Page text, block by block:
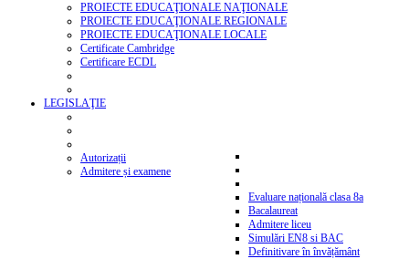
PROIECTE EDUCAŢIONALE NAŢIONALE
PROIECTE EDUCAŢIONALE REGIONALE
PROIECTE EDUCAŢIONALE LOCALE
Certificate Cambridge
Certificare ECDL
LEGISLAŢIE
Autorizații
Admitere și examene
Evaluare națională clasa 8a
Bacalaureat
Admitere liceu
Simulări EN8 si BAC
Definitivare în învățământ